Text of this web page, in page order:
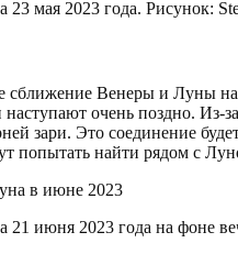
23 мая 2023 года. Рисунок:
сближение Венеры и Луны на
наступают очень поздно. Из-
зари. Это соединение
попытать найти рядом с
21 июня 2023 года на фоне